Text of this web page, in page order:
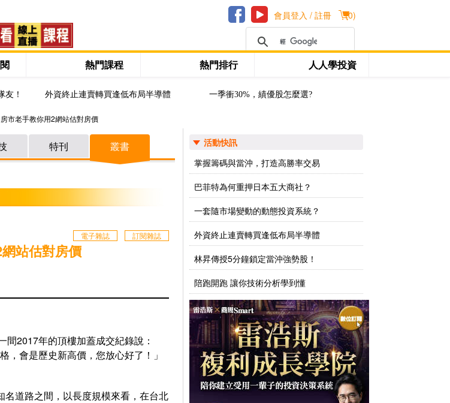
(0)
會員登入 / 註冊
熱門課程 熱門排行 人人學投資
友！ 外資終止連賣轉買逢低布局半導體 一季衝30%，績優股怎麼選?
市老手教你用2網站估對房價
特刊 叢書
訂閱雜誌
電子雜誌
站估對房價
2017年的頂樓加蓋成交紀錄說：
，會是歷史新高價，您放心好了！」
道路之間，以長度規模來看，在台北
活動快訊
掌握籌碼與當沖，打造高勝率交易
巴菲特為何重押日本五大商社？
一套隨市場變動的動態投資系統？
外資終止連賣轉買逢低布局半導體
林昇傳授5分鐘鎖定當沖強勢股！
陪跑開跑 讓你技術分析學到懂